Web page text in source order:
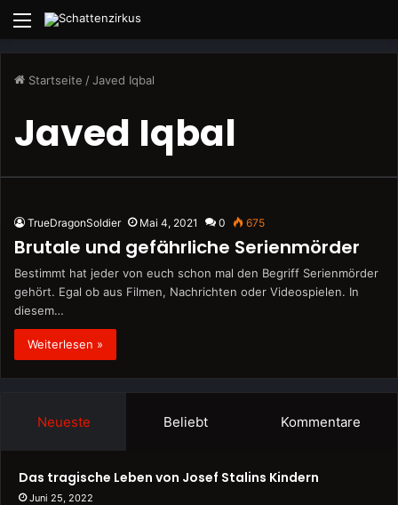
Menü
Startseite /Javed Iqbal
Javed Iqbal
TrueDragonSoldier Mai 4, 2021 0 675
Brutale und gefährliche Serienmörder
Bestimmt hat jeder von euch schon mal den Begriff Serienmörder
gehört. Egal ob aus Filmen, Nachrichten oder Videospielen. In
diesem…
Weiterlesen »
Neueste Beliebt Kommentare
Das tragische Leben von Josef Stalins Kindern
Juni 25, 2022